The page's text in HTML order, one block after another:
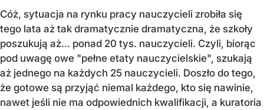
Cóż, sytuacja na rynku pracy nauczycieli zrobiła się
tego lata aż tak dramatycznie dramatyczna, że szkoły
poszukują aż… ponad 20 tys. nauczycieli. Czyli, biorąc
pod uwagę owe "pełne etaty nauczycielskie", szukają
aż jednego na każdych 25 nauczycieli. Doszło do tego,
że gotowe są przyjąć niemal każdego, kto się nawinie,
nawet jeśli nie ma odpowiednich kwalifikacji, a kuratoria